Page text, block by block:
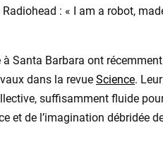
: « I am a robot,
Santa Barbara ont
dans la revue Science.
suffisamment fluide
et de l’imagination débridée